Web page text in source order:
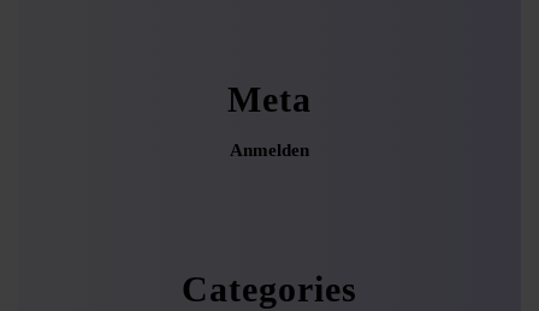
Meta
Anmelden
Categories